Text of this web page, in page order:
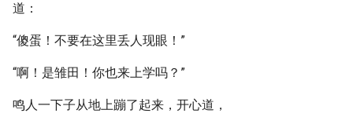
道：
“傻蛋！不要在这里丢人现眼！”
“啊！是雏田！你也来上学吗？”
鸣人一下子从地上蹦了起来，开心道，